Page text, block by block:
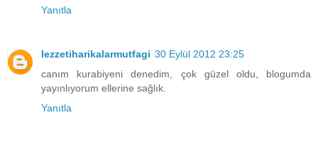
Yanıtla
lezzetiharikalarmutfagi 30 Eylül 2012 23:25
canım kurabiyeni denedim, çok güzel oldu, blogumda
yayınlıyorum ellerine sağlık.
Yanıtla